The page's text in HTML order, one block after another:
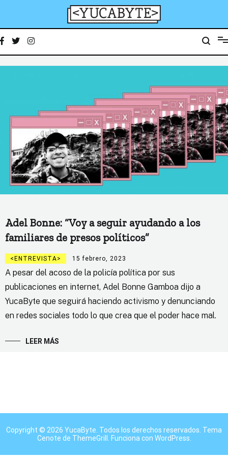
YucaByte
Adel Bonne: “Voy a seguir ayudando a los
familiares de presos políticos”
ENTREVISTA 15 febrero, 2023
A pesar del acoso de la policía política por sus
publicaciones en internet, Adel Bonne Gamboa dijo a
YucaByte que seguirá haciendo activismo y denunciando
en redes sociales todo lo que crea que el poder hace mal.
LEER MÁS
Copyright © 2026 YucaByte . Todos los derechos reservados. Tema
Cenote de ThemeGrill. Funciona con WordPress